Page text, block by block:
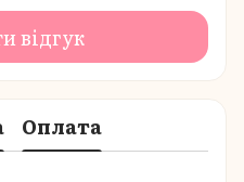
відгук
Оплата